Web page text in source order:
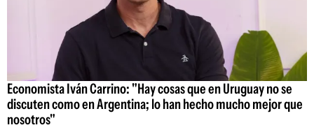
Economista Iván Carrino: "Hay cosas que en Uruguay no se
discuten como en Argentina; lo han hecho mucho mejor que
nosotros"